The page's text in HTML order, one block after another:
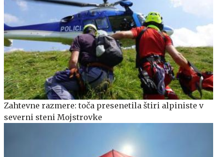
Zahtevne razmere: toča presenetila štiri alpiniste v
severni steni Mojstrovke